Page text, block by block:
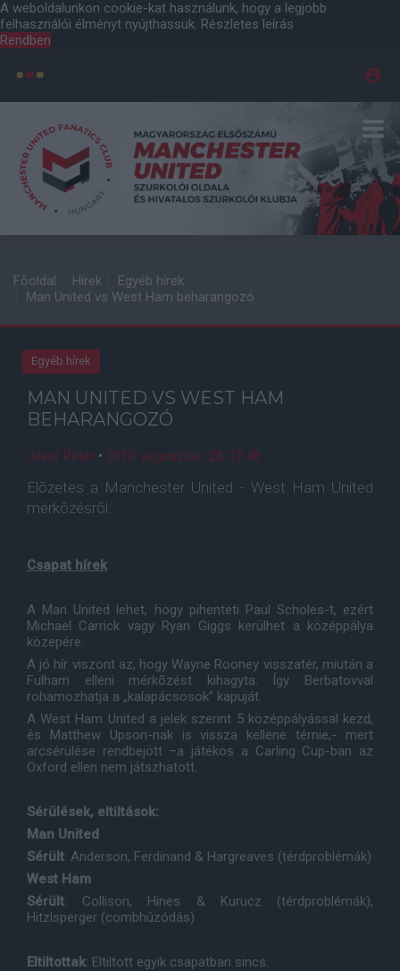
A weboldalunkon cookie-kat használunk, hogy a legjobb
felhasználói élményt nyújthassuk. Részletes leírás
Rendben
Főoldal Hírek
Egyéb hírek
Man United vs West Ham beharangozó
Egyéb hírek
MAN UNITED VS WEST HAM
BEHARANGOZÓ
Jávor Péter • 2010. augusztus. 28. 12:48
Elõzetes a Manchester United - West Ham United
mérkõzésrõl.
Csapat hírek
A Man United lehet, hogy pihenteti Paul Scholes-t, ezért
Michael Carrick vagy Ryan Giggs kerülhet a középpálya
közepére.
A jó hír viszont az, hogy Wayne Rooney visszatér, miután a
Fulham elleni mérkõzést kihagyta. Így Berbatovval
rohamozhatja a „kalapácsosok” kapuját.
A West Ham United a jelek szerint 5 középpályással kezd,
és Matthew Upson-nak is vissza kellene térnie,- mert
arcsérülése rendbejött –a játékos a Carling Cup-ban az
Oxford ellen nem játszhatott.
Sérülések, eltiltások:
Man United
Sérült: Anderson, Ferdinand & Hargreaves (térdproblémák)
West Ham
Sérült: Collison, Hines & Kurucz (térdproblémák),
Hitzlsperger (combhúzódás)
Eltiltottak: Eltiltott egyik csapatban sincs.